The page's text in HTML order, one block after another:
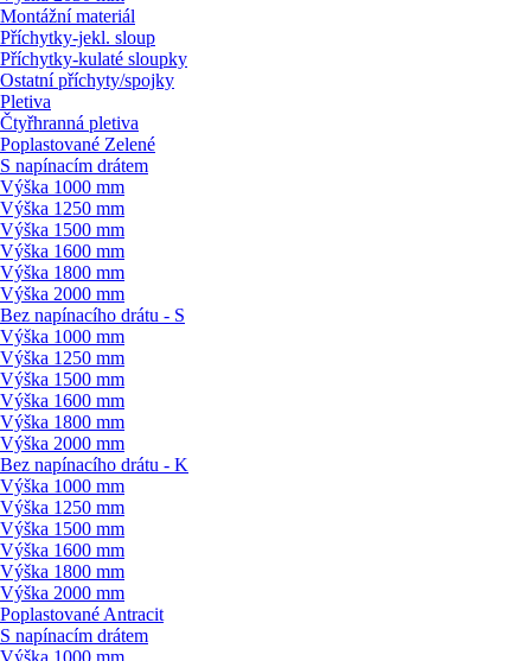
Montážní materiál
Příchytky-jekl. sloup
Příchytky-kulaté sloupky
Ostatní příchyty/spojky
Pletiva
Čtyřhranná pletiva
Poplastované Zelené
S napínacím drátem
Výška 1000 mm
Výška 1250 mm
Výška 1500 mm
Výška 1600 mm
Výška 1800 mm
Výška 2000 mm
Bez napínacího drátu - S
Výška 1000 mm
Výška 1250 mm
Výška 1500 mm
Výška 1600 mm
Výška 1800 mm
Výška 2000 mm
Bez napínacího drátu - K
Výška 1000 mm
Výška 1250 mm
Výška 1500 mm
Výška 1600 mm
Výška 1800 mm
Výška 2000 mm
Poplastované Antracit
S napínacím drátem
Výška 1000 mm